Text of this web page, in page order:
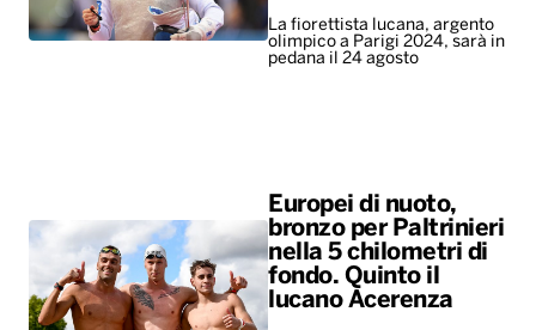
La fiorettista lucana, argento
olimpico a Parigi 2024, sarà in
pedana il 24 agosto
Europei di nuoto,
bronzo per Paltrinieri
nella 5 chilometri di
fondo. Quinto il
lucano Acerenza